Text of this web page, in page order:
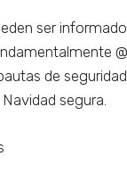
ser
de
segura.